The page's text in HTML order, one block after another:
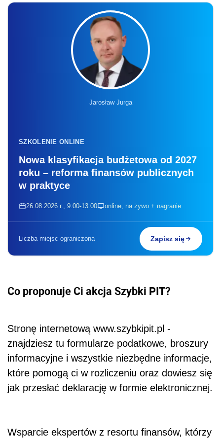
Jarosław Jurga
SZKOLENIE ONLINE
Nowa klasyfikacja budżetowa od 2027
roku – reforma finansów publicznych
w praktyce
26.08.2026 r., 9:00-13:00 online, na żywo + nagranie
Liczba miejsc ograniczona Zapisz się
Co proponuje Ci akcja Szybki PIT?
Stronę internetową www.szybkipit.pl -
znajdziesz tu formularze podatkowe, broszury
informacyjne i wszystkie niezbędne informacje,
które pomogą ci w rozliczeniu oraz dowiesz się
jak przesłać deklarację w formie elektronicznej.
Wsparcie ekspertów z resortu finansów, którzy